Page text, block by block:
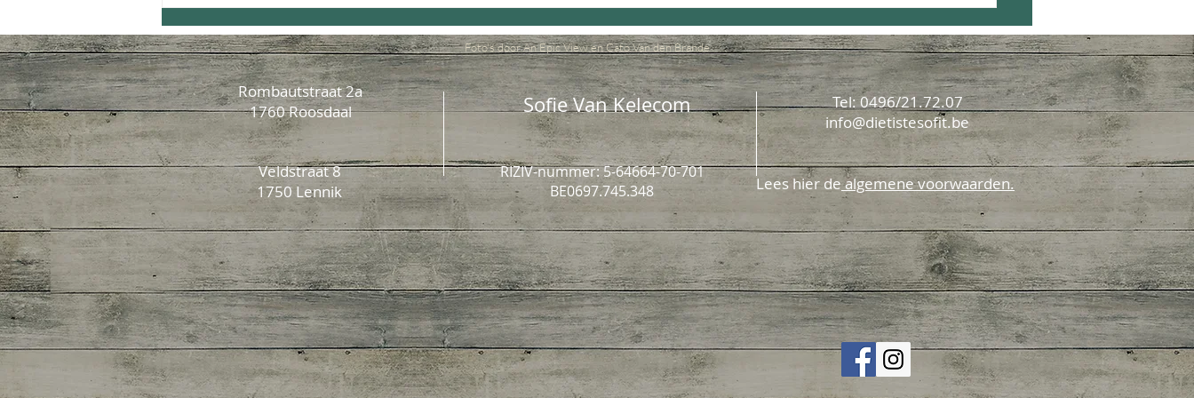
Foto's door An Epic View en Cato Van den Brande
Rombautstraat 2a
1760 Roosdaal
Veldstraat 8
1750 Lennik
Sofie Van Kelecom
RIZIV-nummer: 5-64664-70-701
BE0697.745.348
Tel: 0496/21.72.07
info@dietistesofit.be
Lees hier dealgemene voorwaarden.